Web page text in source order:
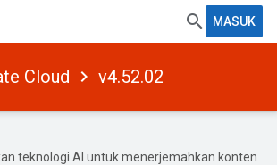
MASUK
Cloud v4.52.02
teknologi AI untuk menerjemahkan konten